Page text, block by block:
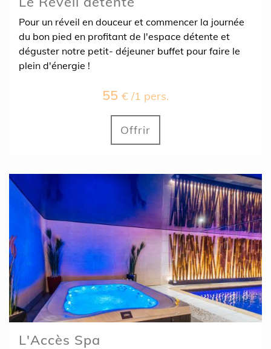
Pour un réveil en douceur et commencer la journée
du bon pied en profitant de l'espace détente et
déguster notre petit- déjeuner buffet pour faire le
plein d'énergie !
55 € /1 pers.
Offrir
L'Accès Spa